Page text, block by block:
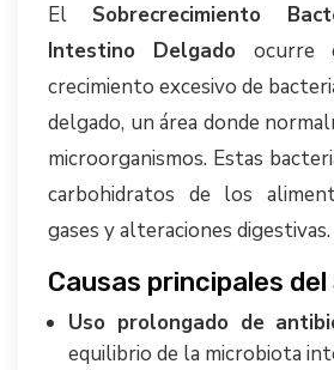
El Sobrecrecimiento
Intestino Delgado ocurre
crecimiento excesivo de
delgado, un área donde
microorganismos. Estas
carbohidratos de los
gases y alteraciones digestivas.
Causas principales del
Uso prolongado de
equilibrio de la microbiota